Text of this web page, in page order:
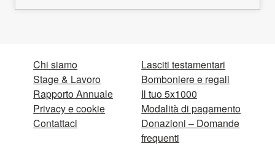
Chi siamo
Stage & Lavoro
Rapporto Annuale
Privacy e cookie
Contattaci
Lasciti testamentari
Bomboniere e regali
Il tuo 5x1000
Modalità di pagamento
Donazioni – Domande
frequenti